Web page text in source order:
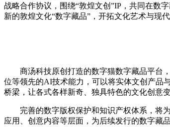
战略合作协议，围绕“敦煌文创”IP，共同在数
新的敦煌文化“数字藏品”，开拓文化艺术与现
商汤科技原创打造的数字猫数字藏品平台，
位等领先的AI技术能力，可以将实体文创产品
桥梁，让各式各样新奇、独具特色的文化创意变
完善的数字版权保护和知识产权体系，将为
应用、创意内容等层面，为后续发行的数字藏